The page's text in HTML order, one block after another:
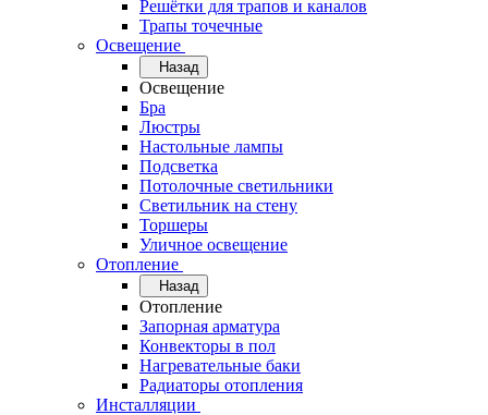
Решётки для трапов и каналов
Трапы точечные
Освещение
Назад
Освещение
Бра
Люстры
Настольные лампы
Подсветка
Потолочные светильники
Светильник на стену
Торшеры
Уличное освещение
Отопление
Назад
Отопление
Запорная арматура
Конвекторы в пол
Нагревательные баки
Радиаторы отопления
Инсталляции